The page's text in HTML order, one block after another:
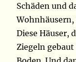
Schäden und
Diese Häuser,
Ziegeln